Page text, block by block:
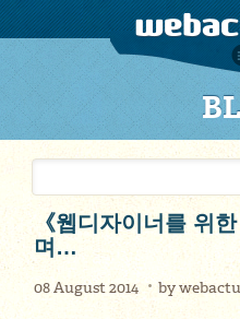
《웹디자이너를 위
며…
08 August 2014 by